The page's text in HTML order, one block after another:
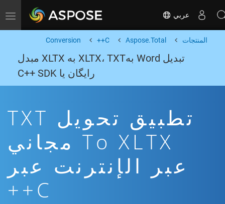
Toggle navigation عربي
المنتجات Aspose.Total
C++
Conversion
تبدیل Word بهXLTX، TXT به XLTX مبدل
رایگان یا C++ SDK
تطبيق تحويل TXT
To XLTX مجاني
عبر الإنترنت عبر
C++